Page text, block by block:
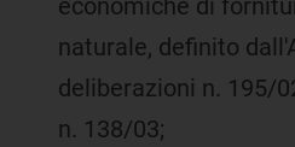
economiche di
naturale, definito
deliberazioni n. 195/
n. 138/03;